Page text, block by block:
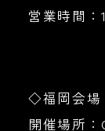
営業時間：
◇福岡会場
開催場所